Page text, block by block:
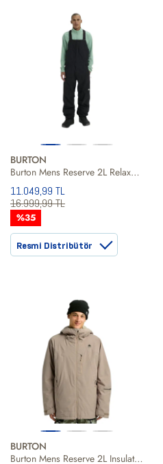
BURTON
Burton Mens Reserve 2L Relaxed Bib Erkek Siyah Snowboard Pantolonu
11.049,99 TL
16.999,99 TL
%35
Resmi Distribütör
BURTON
Burton Mens Reserve 2L Insulated Erkek Kahverengi Snowboard Ceketi